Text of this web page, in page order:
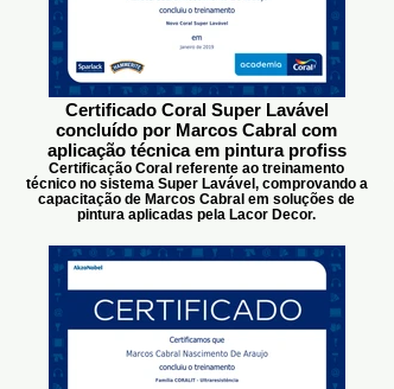
Certificado Coral Super Lavável
concluído por Marcos Cabral com
aplicação técnica em pintura profiss
Certificação Coral referente ao treinamento
técnico no sistema Super Lavável, comprovando a
capacitação de Marcos Cabral em soluções de
pintura aplicadas pela Lacor Decor.